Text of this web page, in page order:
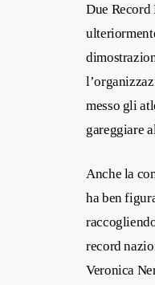
Due
messo gli
gareggiare
Anche la
ha ben
record
Veronica